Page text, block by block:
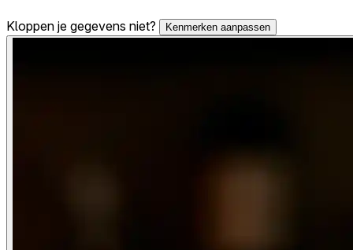
Kloppen je gegevens niet?
Kenmerken aanpassen